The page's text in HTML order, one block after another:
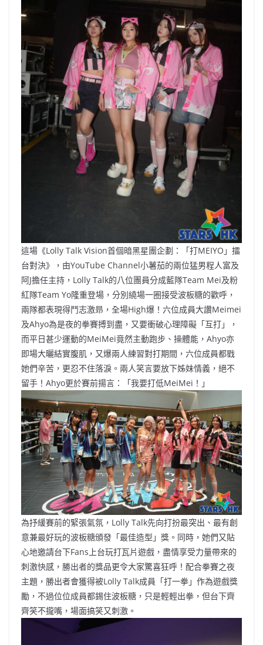
這場《Lolly Talk Vision首個暗黑星團企劃：「打MEIYO」擂
台對決》，由YouTube Channel小薯茄的兩位猛男程人富及
阿J擔任主持，Lolly Talk的八位團員分成藍隊Team Mei及粉
紅隊Team Yo隆重登場，分別繞場一圈接受波板糖的歡呼，
兩隊都表現得鬥志激昻，全場High爆！六位成員大讚Meimei
及Ahyo為是夜的拳賽搏到盡，又要衝破心理障礙「互打」，
而平日甚少運動的MeiMei竟然主動跑步、操體能，Ahyo亦
即場大曬結實腹肌，又爆兩人練習對打期間，六位成員都戥
她們辛苦，更忍不住落淚。兩人笑言要放下姊妹情義，絕不
留手！Ahyo更於賽前揚言：「我要打低MeiMei！」
為抒緩賽前的緊張氣氛，Lolly Talk先向打扮最突出、最有創
意兼最好玩的波板糖頒發「最佳造型」獎。同時，她們又貼
心地邀請台下Fans上台玩打瓦片遊戲，盡情享受力量帶來的
刺激快感，勝出者的獎品更令大家驚喜狂呼！配合拳賽之夜
主題，勝出者會獲得被Lolly Talk成員「打一拳」作為遊戲獎
勵，不過位位成員都錫住波板糖，只是輕輕出拳，但台下齊
齊笑不攏嘴，場面搞笑又刺激。